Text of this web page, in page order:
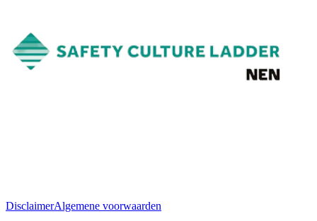
DisclaimerAlgemene voorwaarden